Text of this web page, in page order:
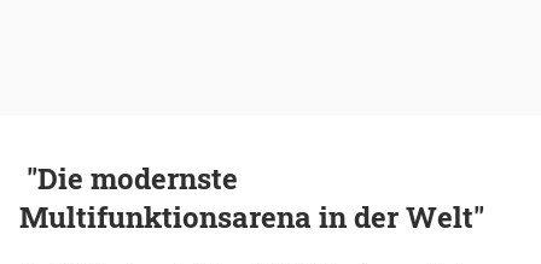
"Die modernste
Multifunktionsarena in der Welt"